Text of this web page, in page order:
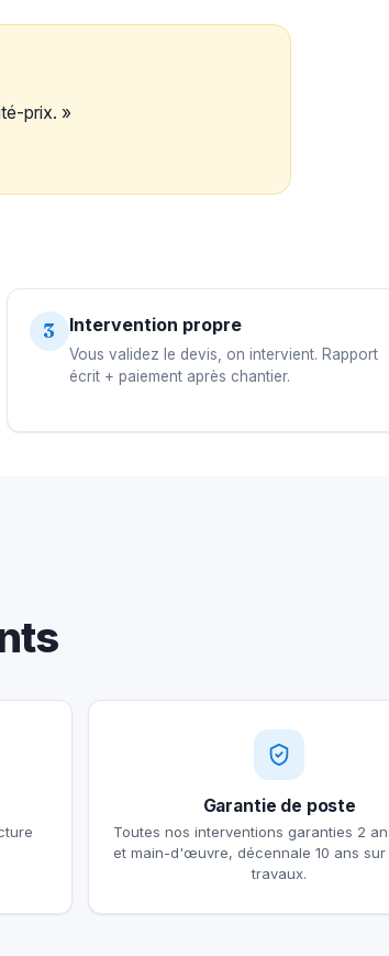
prix. »
3 Intervention propre
Vous validez le devis, on intervient. Rapport
écrit + paiement après chantier.
Garantie de poste
Toutes nos interventions garanties 2
et main-d'œuvre, décennale 10 ans sur
travaux.